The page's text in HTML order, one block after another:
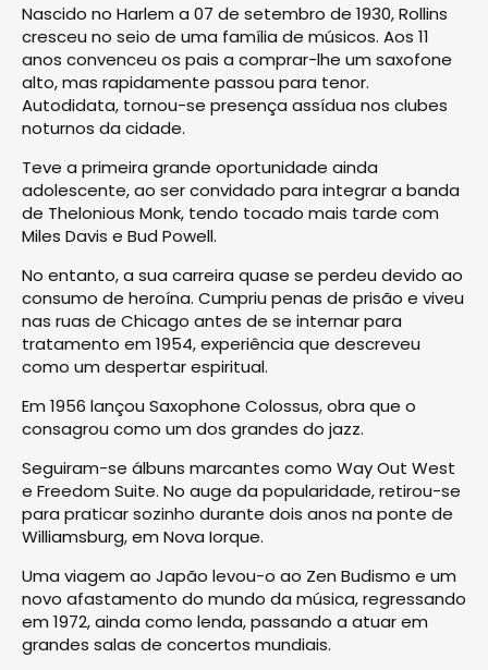
Nascido no Harlem a 07 de setembro de 1930, Rollins
cresceu no seio de uma família de músicos. Aos 11
anos convenceu os pais a comprar-lhe um saxofone
alto, mas rapidamente passou para tenor.
Autodidata, tornou-se presença assídua nos clubes
noturnos da cidade.
Teve a primeira grande oportunidade ainda
adolescente, ao ser convidado para integrar a banda
de Thelonious Monk, tendo tocado mais tarde com
Miles Davis e Bud Powell.
No entanto, a sua carreira quase se perdeu devido ao
consumo de heroína. Cumpriu penas de prisão e viveu
nas ruas de Chicago antes de se internar para
tratamento em 1954, experiência que descreveu
como um despertar espiritual.
Em 1956 lançou Saxophone Colossus, obra que o
consagrou como um dos grandes do jazz.
Seguiram-se álbuns marcantes como Way Out West
e Freedom Suite. No auge da popularidade, retirou-se
para praticar sozinho durante dois anos na ponte de
Williamsburg, em Nova Iorque.
Uma viagem ao Japão levou-o ao Zen Budismo e um
novo afastamento do mundo da música, regressando
em 1972, ainda como lenda, passando a atuar em
grandes salas de concertos mundiais.